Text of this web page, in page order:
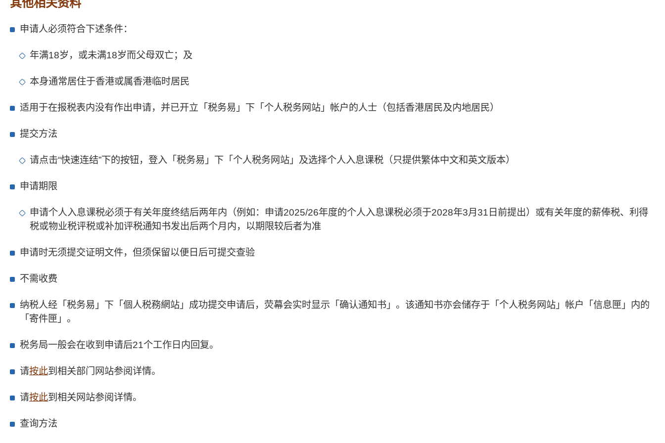
其他相关资料
申请人必须符合下述条件：
年满18岁，或未满18岁而父母双亡；及
本身通常居住于香港或属香港临时居民
适用于在报税表内没有作出申请，并已开立「税务易」下「个人税务网站」帐户的人士（包括香港居民及内地居民）
提交方法
请点击“快速连结”下的按钮，登入「税务易」下「个人税务网站」及选择个人入息课税（只提供繁体中文和英文版本）
申请期限
申请个人入息课税必须于有关年度终结后两年内（例如：申请2025/26年度的个人入息课税必须于2028年3月31日前提出）或有关年度的薪俸税、利得
税或物业税评税或补加评税通知书发出后两个月内，以期限较后者为准
申请时无须提交证明文件，但须保留以便日后可提交查验
不需收费
纳税人经「税务易」下「個人税務網站」成功提交申请后，荧幕会实时显示「确认通知书」。该通知书亦会储存于「个人税务网站」帐户「信息匣」内的
「寄件匣」。
税务局一般会在收到申请后21个工作日内回复。
请按此到相关部门网站参阅详情。
请按此到相关网站参阅详情。
查询方法